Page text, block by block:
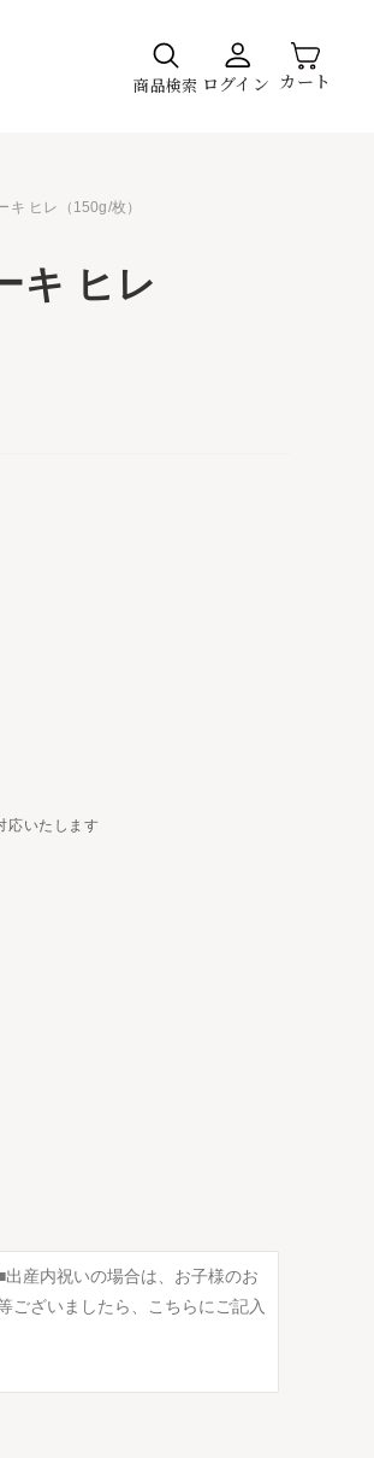
商品検索 ログイン カート
キ ヒレ（150g/枚）
キ ヒレ
応いたします